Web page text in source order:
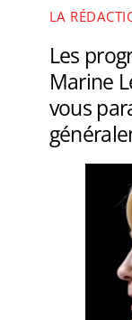
LA
Les
Marine
vous